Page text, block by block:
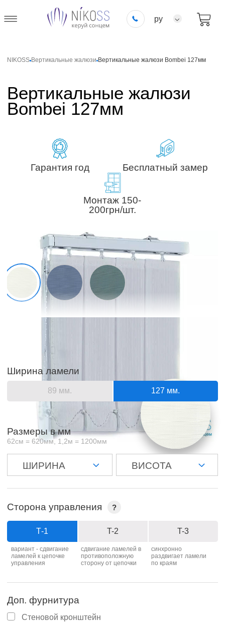
ру
NIKOSS Вертикальные жалюзи Вертикальные жалюзи Bombei 127мм
Вертикальные жалюзи
Bombei 127мм
Гарантия год Бесплатный замер
Монтаж 150-
200грн/шт.
Образцы материалов
Отображаемый цвет зависит от матрицы и настроек вашего
экрана и может незначительно отличаться от оригинала
Ширина ламели
89 мм. 127 мм.
Размеры в мм
62см = 620мм, 1,2м = 1200мм
Сторона управления ?
Т-1 T-2 T-3
вариант - сдвигание
ламелей к цепочке
управления
сдвигание ламелей в
противоположную
сторону от цепочки
синхронно
раздвигает ламели
по краям
Доп. фурнитура
Стеновой кронштейн